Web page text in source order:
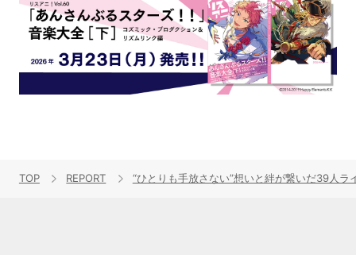
TOP REPORT “ひとりも手放さない”想いと絆が繋いだ39人